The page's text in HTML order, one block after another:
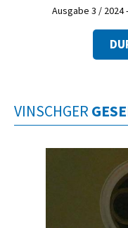
Ausgabe 3 / 2024
VINSCHGER